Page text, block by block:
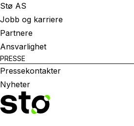
Stø AS
Jobb og karriere
Partnere
Ansvarlighet
PRESSE
Pressekontakter
Nyheter